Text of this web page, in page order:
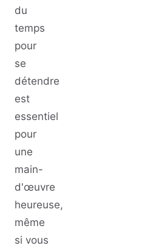
du
temps
pour
se
détendre
est
essentiel
pour
une
main-
d'œuvre
heureuse,
même
si vous